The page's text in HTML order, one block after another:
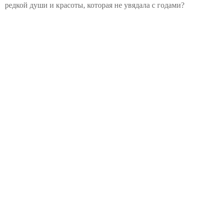
редкой души и красоты, которая не увядала с годами?